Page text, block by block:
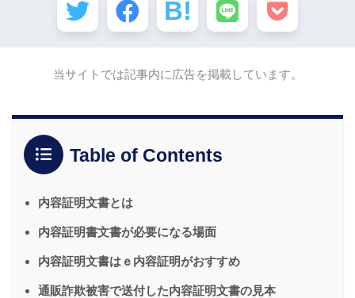
当サイトでは記事内に広告を掲載しています。
Table of Contents
内容証明文書とは
内容証明書文書が必要になる場面
内容証明文書はｅ内容証明がおすすめ
通販詐欺被害で送付した内容証明文書の見本